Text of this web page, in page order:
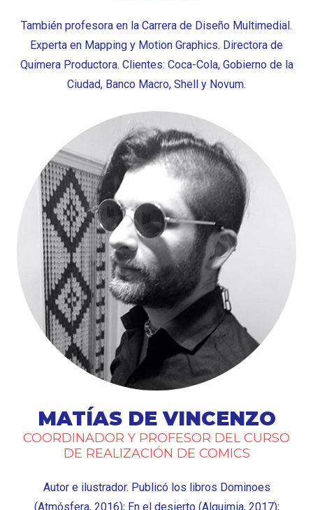
También profesora en la Carrera de Diseño Multimedial.
Experta en Mapping y Motion Graphics. Directora de
Quimera Productora. Clientes: Coca-Cola, Gobierno de la
Ciudad, Banco Macro, Shell y Novum.
MATÍAS DE VINCENZO
COORDINADOR Y PROFESOR DEL CURSO
DE REALIZACIÓN DE COMICS
Autor e ilustrador. Publicó los libros Dominoes
(Atmósfera, 2016); En el desierto (Alquimia, 2017);